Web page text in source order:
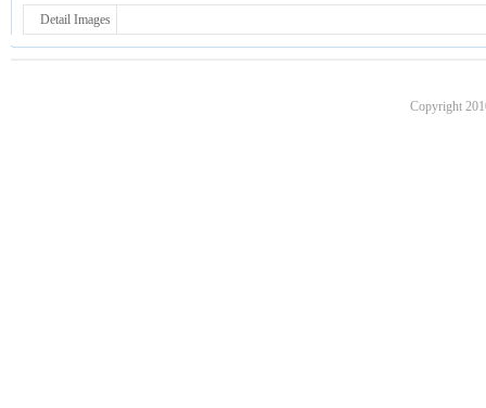
Detail Images
Copyright